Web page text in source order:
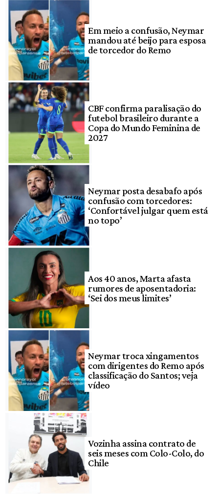
Em meio a confusão, Neymar
mandou até beijo para esposa
de torcedor do Remo
CBF confirma paralisação do
futebol brasileiro durante a
Copa do Mundo Feminina de
2027
Neymar posta desabafo após
confusão com torcedores:
‘Confortável julgar quem está
no topo’
Aos 40 anos, Marta afasta
rumores de aposentadoria:
‘Sei dos meus limites’
Neymar troca xingamentos
com dirigentes do Remo após
classificação do Santos; veja
vídeo
Vozinha assina contrato de
seis meses com Colo-Colo, do
Chile